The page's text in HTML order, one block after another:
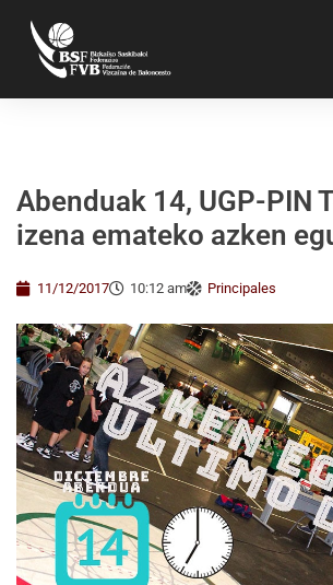
Abenduak 14, UGP-PIN
izena emateko azken
11/12/2017 10:12 am Principales